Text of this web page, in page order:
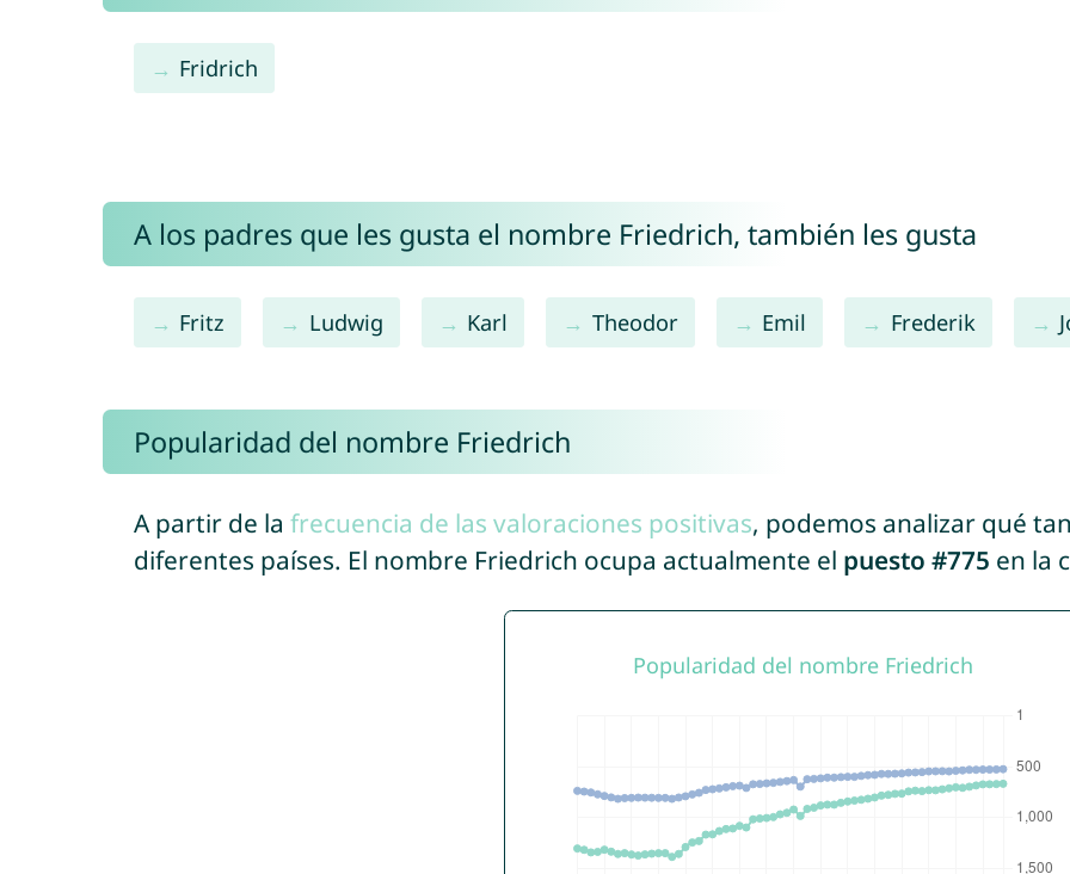
Fridrich
A los padres que les gusta el nombre Friedrich, también les gusta
Fritz Ludwig Karl Theodor Emil Frederik
Popularidad del nombre Friedrich
A partir de la frecuencia de las valoraciones positivas, podemos analizar qué
diferentes países. El nombre Friedrich ocupa actualmente el puesto #775 en la